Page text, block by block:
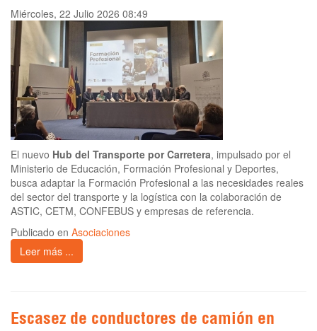
Miércoles, 22 Julio 2026 08:49
El nuevo Hub del Transporte por Carretera, impulsado por el
Ministerio de Educación, Formación Profesional y Deportes,
busca adaptar la Formación Profesional a las necesidades reales
del sector del transporte y la logística con la colaboración de
ASTIC, CETM, CONFEBUS y empresas de referencia.
Publicado en Asociaciones
Leer más ...
Escasez de conductores de camión en